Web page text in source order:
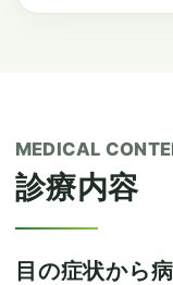
MEDICAL
診療内容
目の症状から